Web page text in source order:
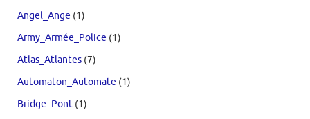
Angel_Ange (1)
Army_Armée_Police (1)
Atlas_Atlantes (7)
Automaton_Automate (1)
Bridge_Pont (1)